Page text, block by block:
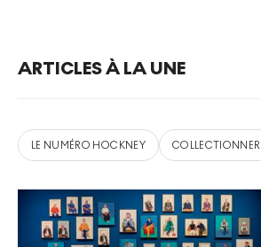
ARTICLES À LA UNE
LE NUMÉRO HOCKNEY COLLECTIONNER